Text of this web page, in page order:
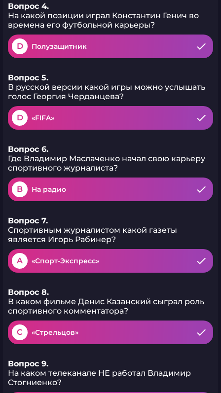
Вопрос 4.
На какой позиции играл Константин Генич во
времена его футбольной карьеры?
D Полузащитник
Вопрос 5.
В русской версии какой игры можно услышать
голос Георгия Черданцева?
D «FIFA»
Вопрос 6.
Где Владимир Маслаченко начал свою карьеру
спортивного журналиста?
B На радио
Вопрос 7.
Спортивным журналистом какой газеты
является Игорь Рабинер?
A «Спорт-Экспресс»
Вопрос 8.
В каком фильме Денис Казанский сыграл роль
спортивного комментатора?
C «Стрельцов»
Вопрос 9.
На каком телеканале НЕ работал Владимир
Стогниенко?